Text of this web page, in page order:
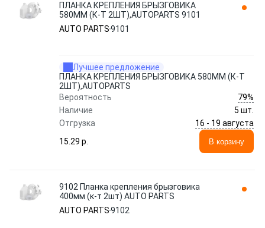
ПЛАНКА КРЕПЛЕНИЯ БРЫЗГОВИКА
580ММ (К-Т 2ШТ),AUTOPARTS 9101
AUTO PARTS9101
Лучшее предложение
ПЛАНКА КРЕПЛЕНИЯ БРЫЗГОВИКА 580ММ (К-Т
2ШТ),AUTOPARTS
Вероятность
79%
Наличие
5 шт.
Отгрузка
16 - 19 августа
15.29 p.
В корзину
9102 Планка крепления брызговика
400мм (к-т 2шт) AUTO PARTS
AUTO PARTS9102